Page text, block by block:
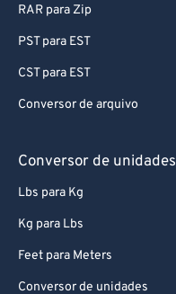
RAR para Zip
PST para EST
CST para EST
Conversor de arquivo
Conversor de unidades
Lbs para Kg
Kg para Lbs
Feet para Meters
Conversor de unidades